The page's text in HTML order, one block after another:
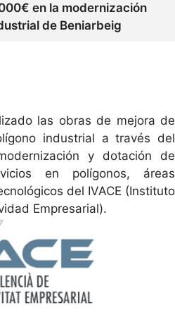
en la modernización
de Beniarbeig
las obras de mejora de
industrial a través del
y dotación de
en polígonos, áreas
del IVACE (Instituto
Empresarial).